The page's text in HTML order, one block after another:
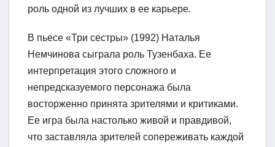
роль одной из лучших в ее карьере.
В пьесе «Три сестры» (1992) Наталья
Немчинова сыграла роль Тузенбаха. Ее
интерпретация этого сложного и
непредсказуемого персонажа была
восторженно принята зрителями и критиками.
Ее игра была настолько живой и правдивой,
что заставляла зрителей сопереживать каждой